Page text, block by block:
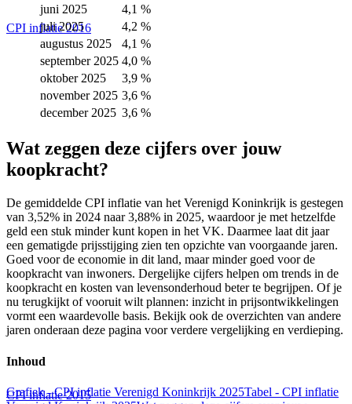
CPI inflatie 2016
CPI inflatie 2015
juni 2025
4,1 %
juli 2025
4,2 %
augustus 2025
4,1 %
september 2025 4,0 %
oktober 2025
3,9 %
november 2025 3,6 %
december 2025 3,6 %
Wat zeggen deze cijfers over jouw
koopkracht?
De gemiddelde CPI inflatie van het Verenigd Koninkrijk is gestegen
van 3,52% in 2024 naar 3,88% in 2025, waardoor je met hetzelfde
geld een stuk minder kunt kopen in het VK. Daarmee laat dit jaar
een gematigde prijsstijging zien ten opzichte van voorgaande jaren.
Goed voor de economie in dit land, maar minder goed voor de
koopkracht van inwoners. Dergelijke cijfers helpen om trends in de
koopkracht en kosten van levensonderhoud beter te begrijpen. Of je
nu terugkijkt of vooruit wilt plannen: inzicht in prijsontwikkelingen
vormt een waardevolle basis. Bekijk ook de overzichten van andere
jaren onderaan deze pagina voor verdere vergelijking en verdieping.
Inhoud
Grafiek - CPI inflatie Verenigd Koninkrijk 2025Tabel - CPI inflatie